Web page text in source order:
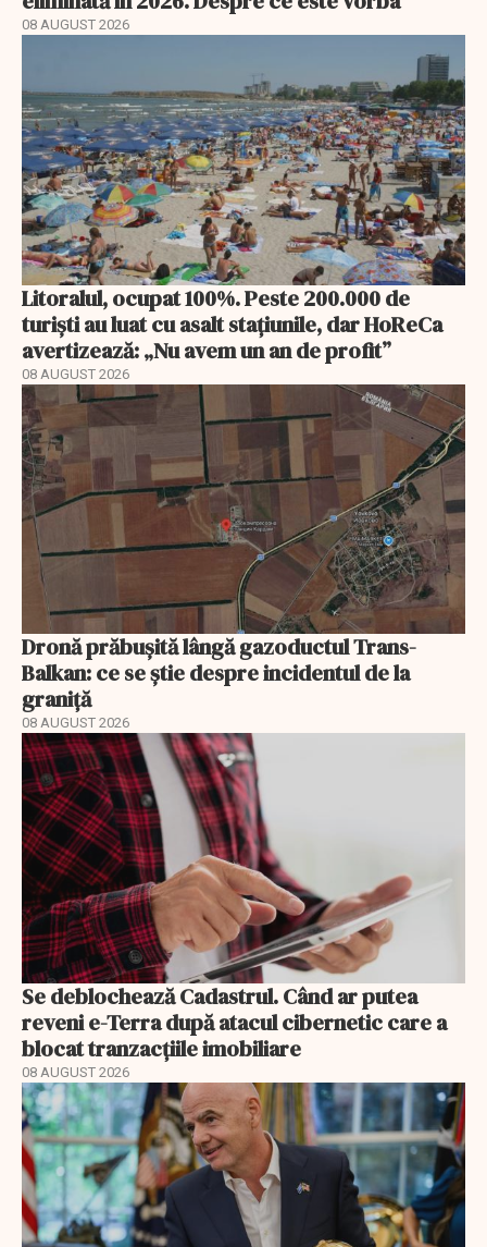
08 AUGUST 2026
Litoralul, ocupat 100%. Peste 200.000 de
turiști au luat cu asalt stațiunile, dar HoReCa
avertizează: „Nu avem un an de profit”
08 AUGUST 2026
Dronă prăbușită lângă gazoductul Trans-
Balkan: ce se știe despre incidentul de la
graniță
08 AUGUST 2026
Se deblochează Cadastrul. Când ar putea
reveni e-Terra după atacul cibernetic care a
blocat tranzacțiile imobiliare
08 AUGUST 2026